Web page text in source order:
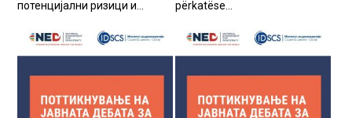
потенцијални ризици и... përkatëse...